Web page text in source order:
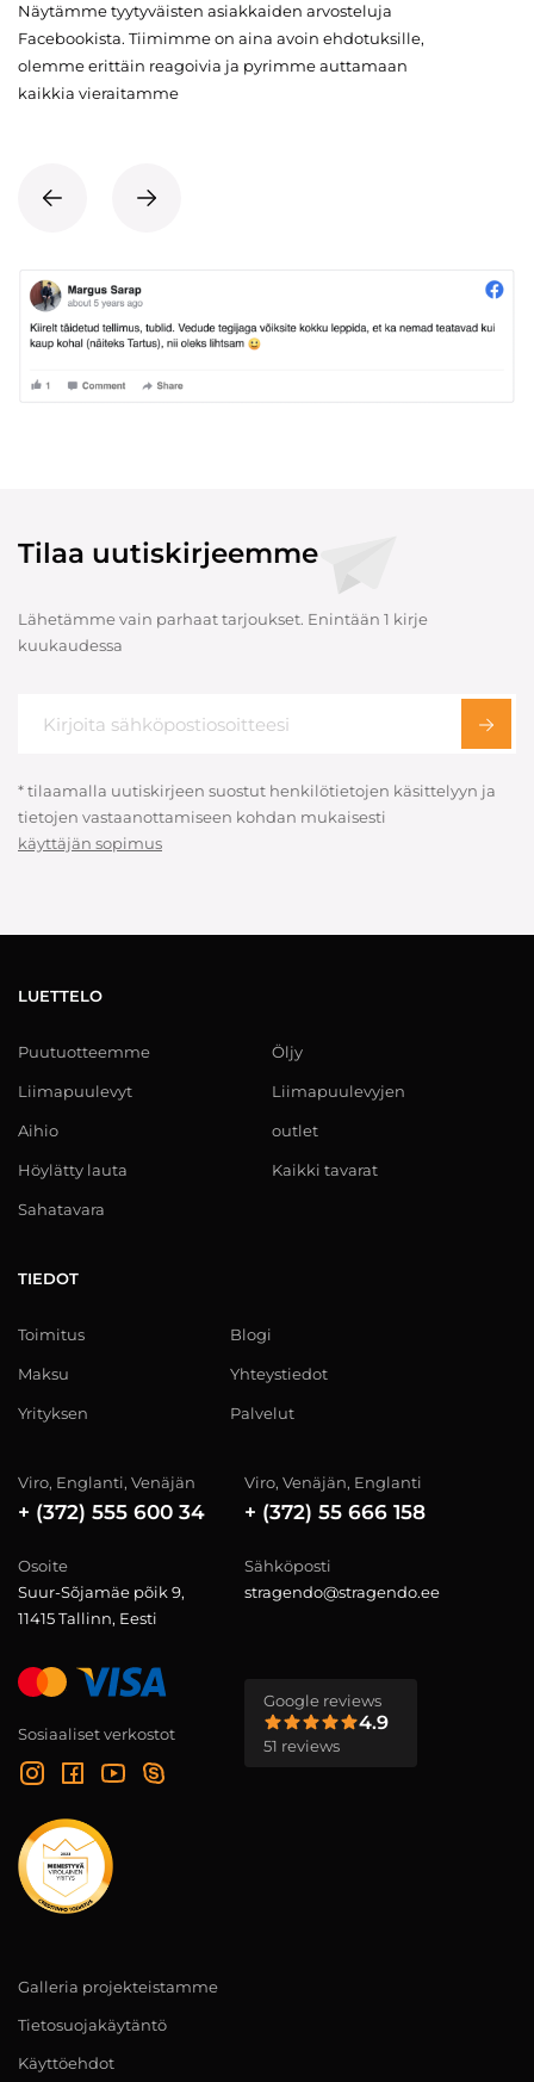
Näytämme tyytyväisten asiakkaiden arvosteluja
Facebookista. Tiimimme on aina avoin ehdotuksille,
olemme erittäin reagoivia ja pyrimme auttamaan
kaikkia vieraitamme
Tilaa uutiskirjeemme
Lähetämme vain parhaat tarjoukset. Enintään 1 kirje
kuukaudessa
* tilaamalla uutiskirjeen suostut henkilötietojen käsittelyyn ja
tietojen vastaanottamiseen kohdan mukaisesti
käyttäjän sopimus
LUETTELO
Puutuotteemme
Liimapuulevyt
Aihio
Höylätty lauta
Sahatavara
Öljy
Liimapuulevyjen
outlet
Kaikki tavarat
TIEDOT
Toimitus
Maksu
Yrityksen
Blogi
Yhteystiedot
Palvelut
Viro, Englanti, Venäjän
+ (372) 555 600 34
Viro, Venäjän, Englanti
+ (372) 55 666 158
Osoite
Suur-Sõjamäe põik 9,
11415 Tallinn, Eesti
Sähköposti
stragendo@stragendo.ee
Sosiaaliset verkostot
Google reviews
4.9
51 reviews
Galleria projekteistamme
Tietosuojakäytäntö
Käyttöehdot